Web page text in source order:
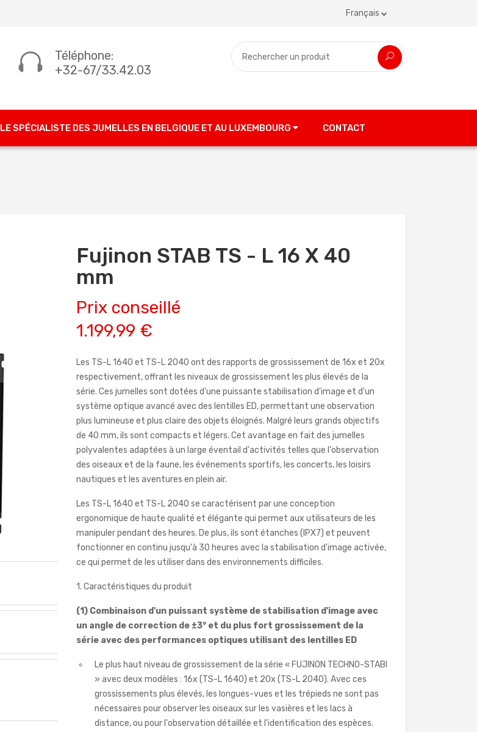
Français
Téléphone:
+32-67/33.42.03
SPÉCIALISTE DES JUMELLES EN BELGIQUE ET AU LUXEMBOURG CONTACT
Fujinon STAB TS - L 16 X 40
mm
Prix conseillé
1.199,99 €
Les TS-L 1640 et TS-L 2040 ont des rapports de grossissement de 16x et 20x
respectivement, offrant les niveaux de grossissement les plus élevés de la
série. Ces jumelles sont dotées d'une puissante stabilisation d'image et d'un
système optique avancé avec des lentilles ED, permettant une observation
plus lumineuse et plus claire des objets éloignés. Malgré leurs grands objectifs
de 40 mm, ils sont compacts et légers. Cet avantage en fait des jumelles
polyvalentes adaptées à un large éventail d'activités telles que l'observation
des oiseaux et de la faune, les événements sportifs, les concerts, les loisirs
nautiques et les aventures en plein air.
Les TS-L 1640 et TS-L 2040 se caractérisent par une conception
ergonomique de haute qualité et élégante qui permet aux utilisateurs de les
manipuler pendant des heures. De plus, ils sont étanches (IPX7) et peuvent
fonctionner en continu jusqu'à 30 heures avec la stabilisation d'image activée,
ce qui permet de les utiliser dans des environnements difficiles.
1. Caractéristiques du produit
(1) Combinaison d'un puissant système de stabilisation d'image avec
un angle de correction de ±3° et du plus fort grossissement de la
série avec des performances optiques utilisant des lentilles ED
Le plus haut niveau de grossissement de la série « FUJINON TECHNO-STABI
» avec deux modèles : 16x (TS-L 1640) et 20x (TS-L 2040). Avec ces
grossissements plus élevés, les longues-vues et les trépieds ne sont pas
nécessaires pour observer les oiseaux sur les vasières et les lacs à
distance, ou pour l'observation détaillée et l'identification des espèces.